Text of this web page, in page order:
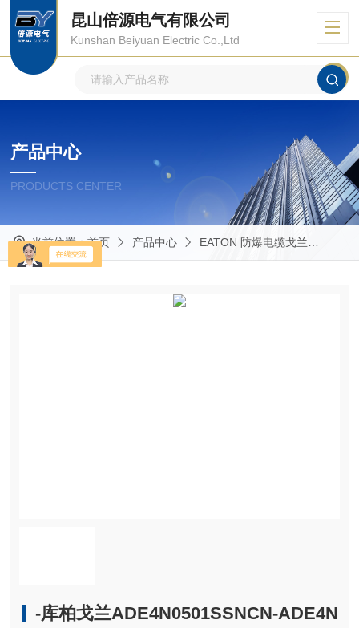
昆山倍源电气有限公司
Kunshan Beiyuan Electric Co.,Ltd
产品中心
PRODUCTS CENTER
当前位置：首页 产品中心 EATON 防爆电缆戈兰
-库柏戈兰ADE4N0501SSNCN-ADE4N